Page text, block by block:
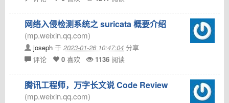
网络入侵检测系统之 suricata 概要介绍
(mp.weixin.qq.com)
joseph 于 2023-01-26 10:47:04 分享
评论
0 喜欢 1136 阅读
腾讯工程师，万字长文说 Code Review
(mp.weixin.qq.com)